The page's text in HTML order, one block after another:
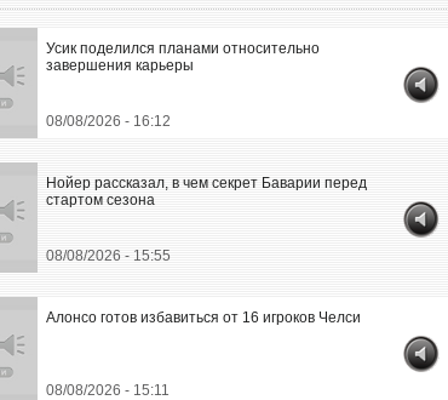
Усик поделился планами относительно
завершения карьеры
08/08/2026 - 16:12
Нойер рассказал, в чем секрет Баварии перед
стартом сезона
08/08/2026 - 15:55
Алонсо готов избавиться от 16 игроков Челси
08/08/2026 - 15:11